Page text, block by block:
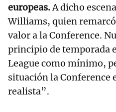
europeas.A dicho
Williams, quien
valor a la Conference.
principio de temporada
League como mínimo,
situación la Conference
realista”.